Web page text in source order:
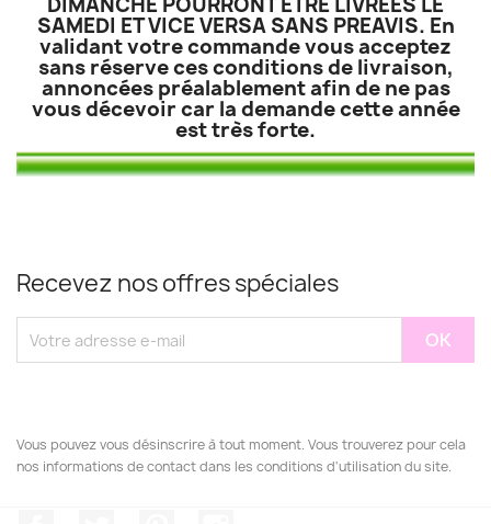
SAMEDI ET VICE VERSA SANS PREAVIS. En
validant votre commande vous acceptez
sans réserve ces conditions de livraison,
annoncées préalablement afin de ne pas
vous décevoir car la demande cette année
est très forte.
Recevez nos offres spéciales
Vous pouvez vous désinscrire à tout moment. Vous trouverez pour cela
nos informations de contact dans les conditions d'utilisation du site.